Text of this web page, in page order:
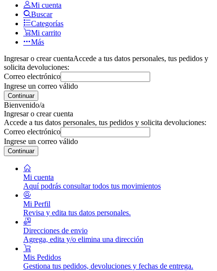
Mi cuenta
Buscar
Categorías
Mi carrito
Más
Ingresar o crear cuentaAccede a tus datos personales, tus pedidos y
solicita devoluciones:
Correo electrónico
Ingrese un correo válido
Continuar
Bienvenido/a
Ingresar o crear cuenta
Accede a tus datos personales, tus pedidos y solicita devoluciones:
Correo electrónico
Ingrese un correo válido
Continuar
Mi cuenta
Aquí podrás consultar todos tus movimientos
Mi Perfil
Revisa y edita tus datos personales.
Direcciones de envio
Agrega, edita y/o elimina una dirección
Mis Pedidos
Gestiona tus pedidos, devoluciones y fechas de entrega.